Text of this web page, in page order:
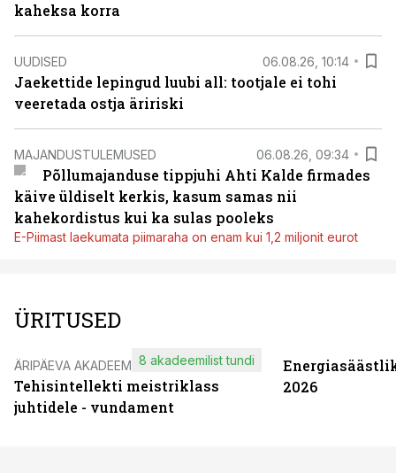
kaheksa korra
UUDISED 06.08.26, 10:14
Jaekettide lepingud luubi all: tootjale ei tohi
veeretada ostja äririski
MAJANDUSTULEMUSED 06.08.26, 09:34
Põllumajanduse tippjuhi Ahti Kalde firmades
käive üldiselt kerkis, kasum samas nii
kahekordistus kui ka sulas pooleks
E-Piimast laekumata piimaraha on enam kui 1,2 miljonit eurot
ÜRITUSED
ÄRIPÄEVA AKADEEMIA
Tehisintellekti meistriklass
juhtidele - vundament
8 akadeemilist tundi
2026